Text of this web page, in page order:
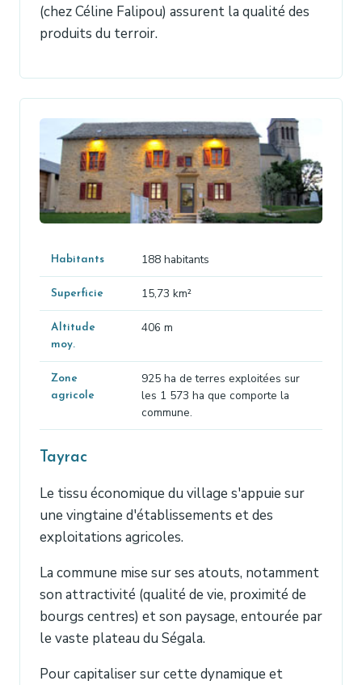
(chez Céline Falipou) assurent la qualité des
produits du terroir.
Habitants 188 habitants
Superficie 15,73 km²
Altitude
moy.
406 m
Zone
agricole
925 ha de terres exploitées sur
les 1 573 ha que comporte la
commune.
Tayrac
Le tissu économique du village s'appuie sur
une vingtaine d'établissements et des
exploitations agricoles.
La commune mise sur ses atouts, notamment
son attractivité (qualité de vie, proximité de
bourgs centres) et son paysage, entourée par
le vaste plateau du Ségala.
Pour capitaliser sur cette dynamique et